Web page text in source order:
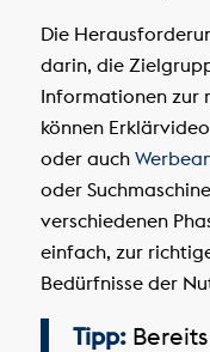
Die
darin, die
Informationen zur
können
oder auch
oder
verschiedenen
einfach, zur
Bedürfnisse der
Tipp:Bereits